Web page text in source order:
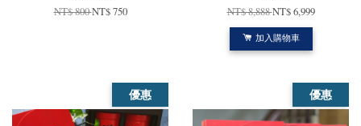
NT$ 800NT$ 750 NT$ 8,888NT$ 6,999
加入購物車
優惠 優惠